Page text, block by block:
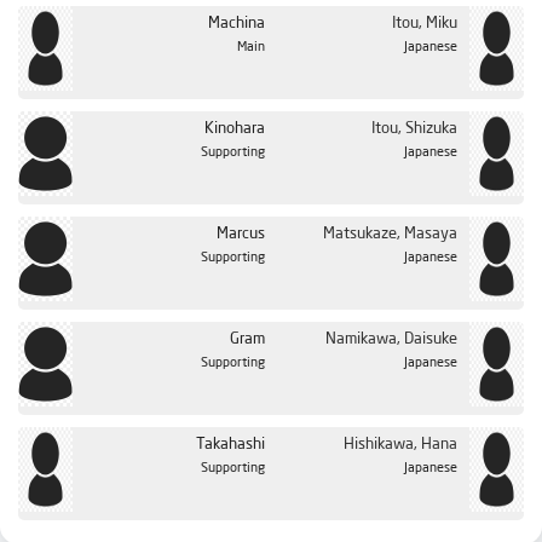
Machina
Main
Itou, Miku
Japanese
Kinohara
Supporting
Itou, Shizuka
Japanese
Marcus
Supporting
Matsukaze, Masaya
Japanese
Gram
Supporting
Namikawa, Daisuke
Japanese
Takahashi
Supporting
Hishikawa, Hana
Japanese